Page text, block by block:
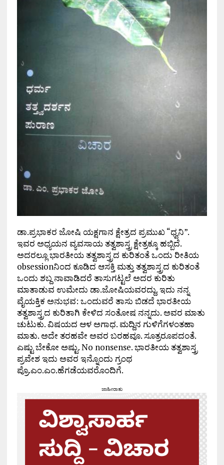
ಡಾ.ಪ್ರಭಾಕರ ಜೋಷಿ ಯಕ್ಷಗಾನ ಕ್ಷೇತ್ರದ ಪ್ರಮುಖ “ಧ್ವನಿ”.
ಇವರ ಅಧ್ಯಯನ ವ್ಯವಸಾಯ ತತ್ವಶಾಸ್ತ್ರ ಕ್ಷೇತ್ರಕ್ಕೂ ಹಬ್ಬಿದೆ.
ಅದರಲ್ಲೂ ಭಾರತೀಯ ತತ್ವಶಾಸ್ತ್ರದ ಕುರಿತಂತೆ ಒಂದು ರೀತಿಯ
obsessionನಿಂದ ಕೂಡಿದ ಆಸಕ್ತಿ ಮತ್ತು ತತ್ವಶಾಸ್ತ್ರದ ಕುರಿತಂತೆ
ಒಂದು ಶಬ್ದ ನಾವಾಡಿದರೆ ತಾಸುಗಟ್ಟಲೆ ಅದರ ಕುರಿತು
ಮಾತಾಡುವ ಉಮೇದು ಡಾ.ಜೋಷಿಯವರದ್ದು. ಇದು ನನ್ನ
ವೈಯಕ್ತಿಕ ಅನುಭವ: ಒಂದುವರೆ ತಾಸು ಬಿಡದೆ ಭಾರತೀಯ
ತತ್ವಶಾಸ್ತ್ರದ ಕುರಿತಾಗಿ ಕೇಳಿದ ಸಂತೋಷ ನನ್ನದು. ಅವರ ಮಾತು
ಚುಟುಕು. ವಿಷಯದ ಆಳ ಅಗಾಧ. ಮದ್ದಿನ ಗುಳಿಗೆಗಳಂತಹಾ
ಮಾತು. ಅದೇ ತರಹವೇ ಅವರ ಬರಹವೂ. ಸೂತ್ರರೂಪದಂತೆ.
ಎಷ್ಟು ಬೇಕೋ ಅಷ್ಟು. No nonsense. ಭಾರತೀಯ ತತ್ವಶಾಸ್ತ್ರ
ಪ್ರವೇಶ ಇದು ಅವರ ಇನ್ನೊಂದು ಗ್ರಂಥ
ಪ್ರೊ.ಎಂ.ಎಂ.ಹೆಗಡೆಯವರೊಂದಿಗೆ.
ಜಾಹೀರಾತು